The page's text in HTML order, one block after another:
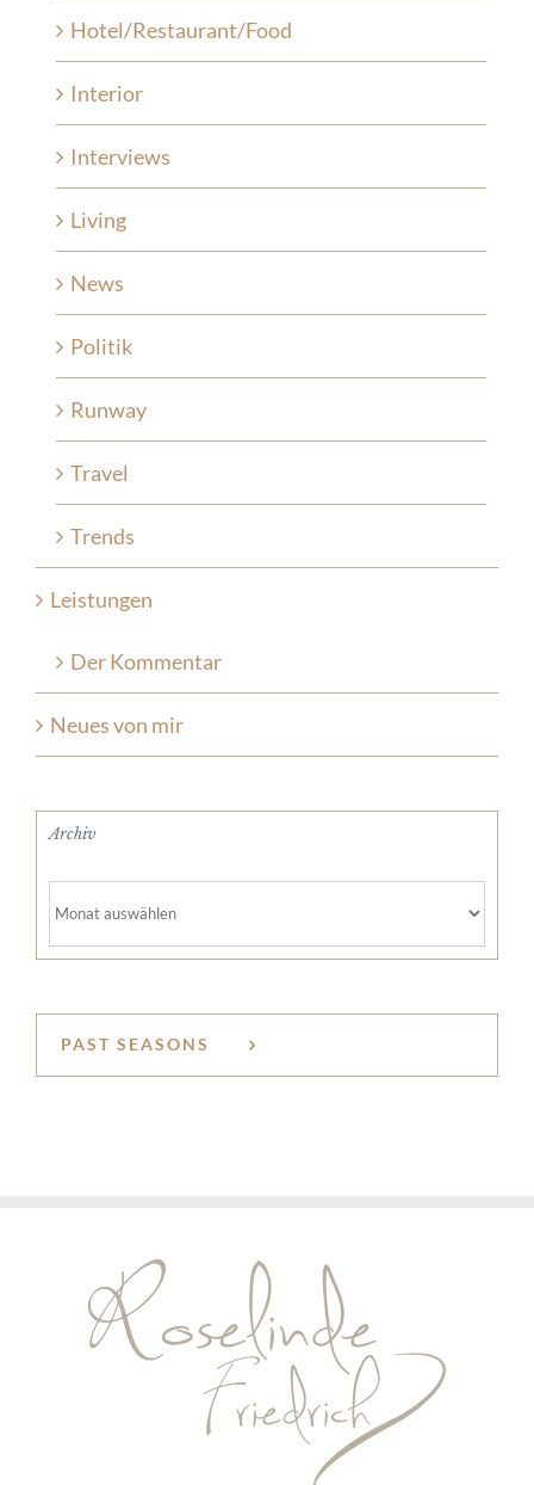
Hotel/Restaurant/Food
Interior
Interviews
Living
News
Politik
Runway
Travel
Trends
Leistungen
Der Kommentar
Neues von mir
Archiv
PAST SEASONS